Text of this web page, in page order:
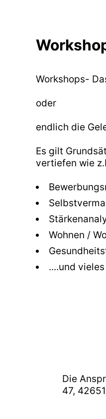
Workshops-
oder
endlich die
Es gilt
vertiefen wie
Wohnen /
....und
Die
47,